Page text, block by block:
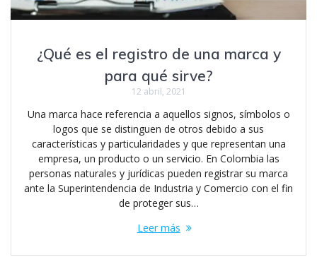
¿Qué es el registro de una marca y
para qué sirve?
12 abril, 2021
Una marca hace referencia a aquellos signos, símbolos o
logos que se distinguen de otros debido a sus
características y particularidades y que representan una
empresa, un producto o un servicio. En Colombia las
personas naturales y jurídicas pueden registrar su marca
ante la Superintendencia de Industria y Comercio con el fin
de proteger sus…
Leer más